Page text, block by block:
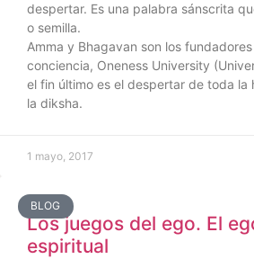
despertar. Es una palabra sánscrita
o semilla.
Amma y Bhagavan son los
conciencia, Oneness University
el fin último es el despertar de toda la
la diksha.
1 mayo, 2017
BLOG
Los juegos del ego. El
espiritual